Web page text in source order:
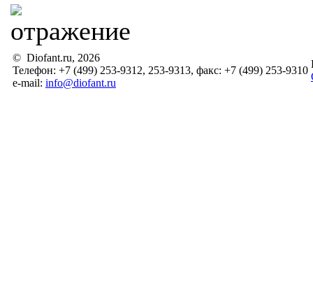
© Diofant.ru, 2026
Телефон: +7 (499) 253-9312, 253-9313, факс: +7 (499) 253-9310
e-mail: info@diofant.ru